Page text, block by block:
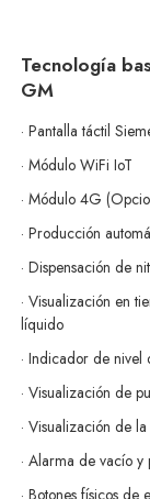
Tecnología
GM
· Pantalla táctil
· Módulo WiFi IoT
· Módulo 4G
· Producción
· Dispensación de
· Visualización en
líquido
· Indicador de
· Visualización de
· Visualización de
· Alarma de vacío
· Botones físicos